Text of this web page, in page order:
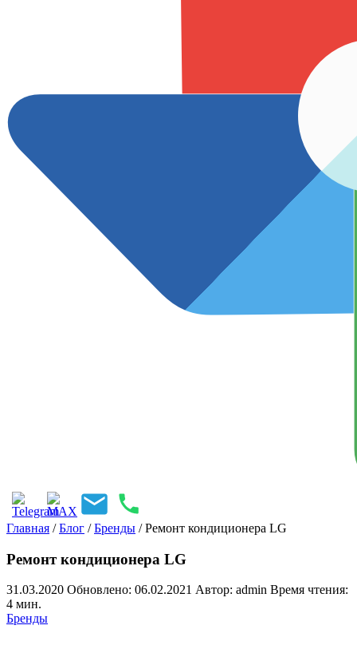
Главная / Блог / Бренды / Ремонт кондиционера LG
Ремонт кондиционера LG
31.03.2020 Обновлено: 06.02.2021 Автор: admin Время чтения:
4 мин.
Бренды